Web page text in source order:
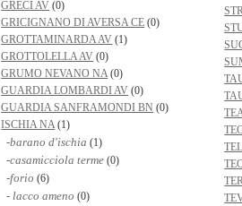
GRECI AV (0)
GRICIGNANO DI AVERSA CE (0)
GROTTAMINARDA AV (1)
GROTTOLELLA AV (0)
GRUMO NEVANO NA(0)
GUARDIA LOMBARDI AV (0)
GUARDIA SANFRAMONDI BN (0)
ISCHIA NA(1)
-barano d'ischia (1)
-casamicciola terme(0)
-forio (6)
- lacco ameno (0)